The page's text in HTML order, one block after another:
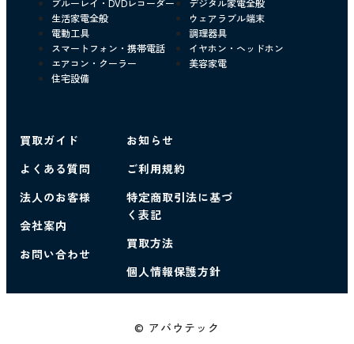
生活家電全般
ウェアラブル端末
電動工具
調理器具
スマートフォン・携帯電話
イヤホン・ヘッドホン
エアコン・クーラー
美容家電
住宅設備
買取ガイド
よくある質問
法人のお客様
会社案内
お問い合わせ
お知らせ
ご利用規約
特定商取引法に基づ
く表記
買取方法
個人情報保護方針
© アバウテック